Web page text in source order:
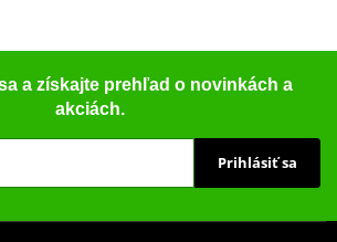
a získajte prehľad o novinkách a
akciách.
Prihlásiť sa